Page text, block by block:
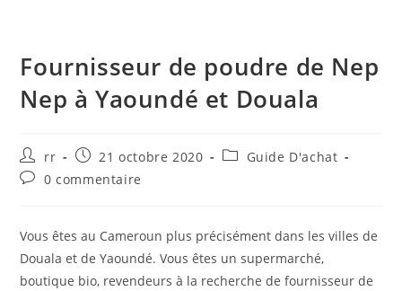
Fournisseur de poudre de Nep
Nep à Yaoundé et Douala
Auteur/autrice
de
la
rr
Publication
publiée :
21 octobre 2020
PostGuide D'achat
Commentaires
publication :
0 commentaire
Vous êtes au Cameroun plus précisément dans les villes de
Douala et de Yaoundé. Vous êtes un supermarché,
boutique bio, revendeurs à la recherche de fournisseur de